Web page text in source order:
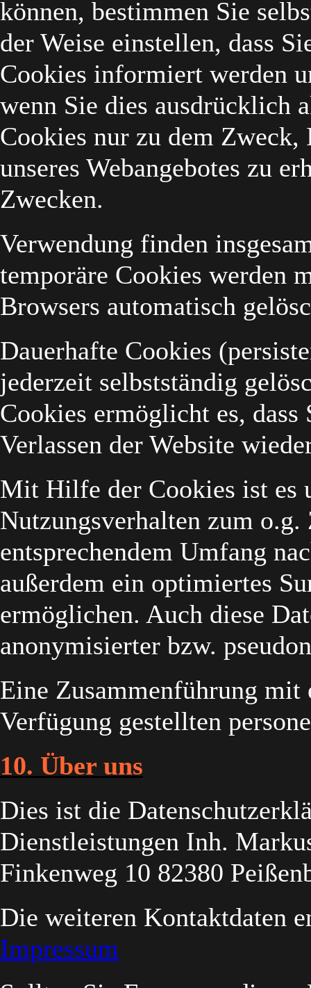
können, bestimmen Sie
der Weise einstellen, dass
Cookies informiert werden
wenn Sie dies ausdrücklich
Cookies nur zu dem
unseres Webangebotes zu
Zwecken.
Verwendung finden
temporäre Cookies werden
Browsers automatisch
Dauerhafte Cookies
jederzeit selbstständig
Cookies ermöglicht es,
Verlassen der Website
Mit Hilfe der Cookies ist es
Nutzungsverhalten zum
entsprechendem Umfang
außerdem ein optimiertes
ermöglichen. Auch diese
anonymisierter bzw.
Eine Zusammenführung
Verfügung gestellten
10. Über uns
Dies ist die
Dienstleistungen Inh.
Finkenweg 10 82380
Die weiteren Kontaktdaten
Impressum